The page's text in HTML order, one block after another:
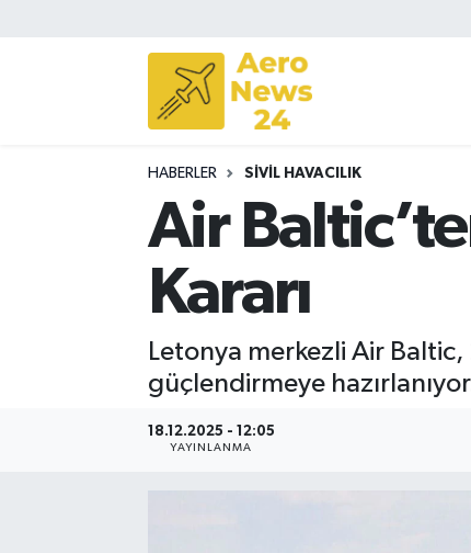
HABERLER SIVIL HAVACILIK
Air
Kararı
Letonya merkezli Air Baltic,
güçlendirmeye
18.12.2025 - 12:05
YAYINLANMA
Sivil Havacılık